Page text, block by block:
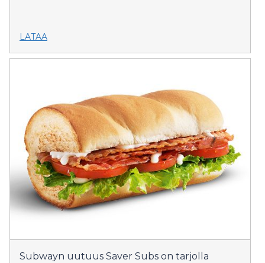
LATAA
Subwayn uutuus Saver Subs on tarjolla